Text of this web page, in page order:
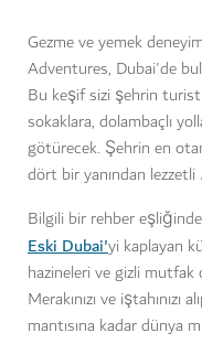
Gezme ve yemek
Adventures, Dubai'de
Bu keşif sizi şehrin
sokaklara, dolambaçlı
götürecek. Şehrin en
dört bir yanından lezzetli
Bilgili bir rehber
Eski Dubai'yi kaplayan
hazineleri ve gizli mutfak
Merakınızı ve
mantısına kadar dünya